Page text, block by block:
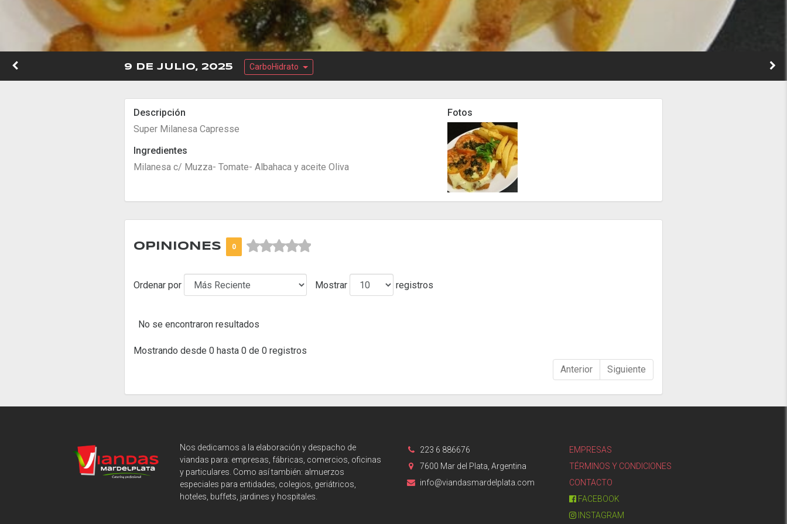
9 DE JULIO, 2025 CarboHidrato
Descripción
Super Milanesa Capresse
Ingredientes
Milanesa c/ Muzza- Tomate- Albahaca y aceite Oliva
Fotos
OPINIONES 0 


Ordenar por Mostrar registros
No se encontraron resultados
Mostrando desde 0 hasta 0 de 0 registros
Anterior
Siguiente
Nos dedicamos a la elaboración y despacho de
viandas para: empresas, fábricas, comercios, oficinas
y particulares. Como así también: almuerzos
especiales para entidades, colegios, geriátricos,
hoteles, buffets, jardines y hospitales.
223 6 886676
7600 Mar del Plata, Argentina
info@viandasmardelplata.com
EMPRESAS
TÉRMINOS Y CONDICIONES
CONTACTO
FACEBOOK
INSTAGRAM